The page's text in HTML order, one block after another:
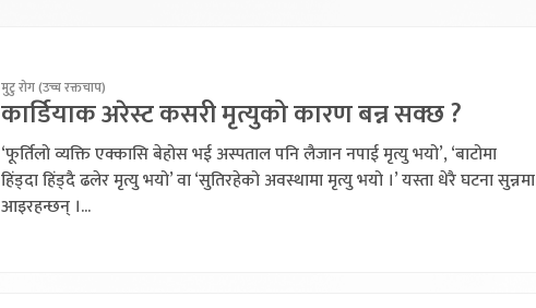
मुटु रोग (उच्च रक्तचाप)
कार्डियाक अरेस्ट कसरी मृत्युको कारण बन्न सक्छ ?
‘फूर्तिलो व्यक्ति एक्कासि बेहोस भई अस्पताल पनि लैजान नपाई मृत्यु भयो’, ‘बाटोमा
हिंड्दा हिंड्दै ढलेर मृत्यु भयो’ वा ‘सुतिरहेको अवस्थामा मृत्यु भयो ।’ यस्ता धेरै घटना सुन्नमा
आइरहन्छन् ।...